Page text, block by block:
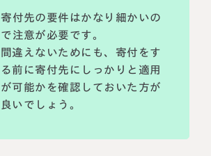
寄付先の要件はかなり細かいの
で注意が必要です。
間違えないためにも、寄付をす
る前に寄付先にしっかりと適用
が可能かを確認しておいた方が
良いでしょう。